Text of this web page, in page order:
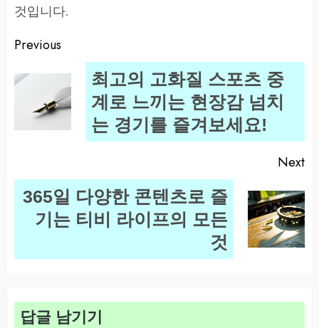
것입니다.
Post
navigation
Previous
최고의 고화질 스포츠 중
계로 느끼는 현장감 넘치
는 경기를 즐겨보세요!
Next
Next
365일 다양한 콘텐츠로 즐
기는 티비 라이프의 모든
것
답글 남기기